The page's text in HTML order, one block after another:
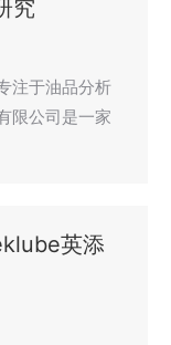
究
注于油品分析
限公司是一家
英添